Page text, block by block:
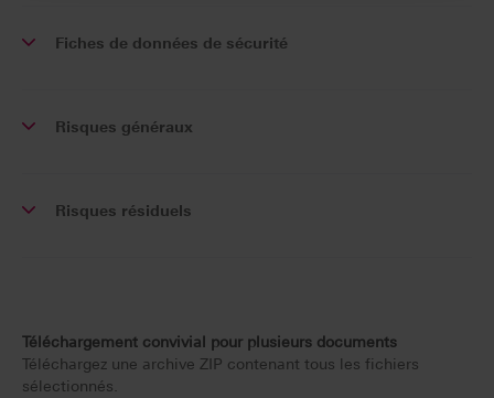
Fiches de données de sécurité
Risques généraux
Risques résiduels
Téléchargement convivial pour plusieurs documents
Téléchargez une archive ZIP contenant tous les fichiers
sélectionnés.